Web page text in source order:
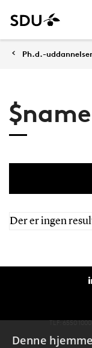
Ph.d.-
$name
Der er ingen
TLF: 6550
Denne